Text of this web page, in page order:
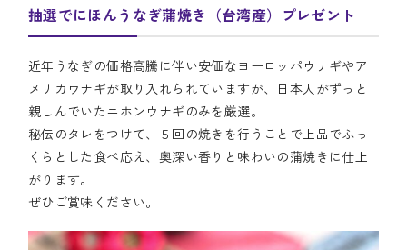
抽選でにほんうなぎ蒲焼き（台湾産）プレゼント
近年うなぎの価格高騰に伴い安価なヨーロッパウナギやア
メリカウナギが取り入れられていますが、日本人がずっと
親しんでいたニホンウナギのみを厳選。
秘伝のタレをつけて、５回の焼きを行うことで上品でふっ
くらとした食べ応え、奥深い香りと味わいの蒲焼きに仕上
がります。
ぜひご賞味ください。